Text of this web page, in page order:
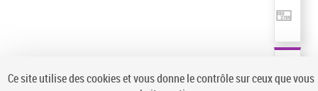
Ce site utilise des cookies et vous donne le contrôle sur ceux que vous